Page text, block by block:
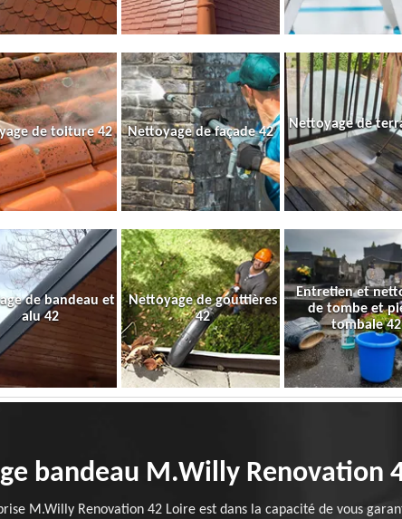
de toiture 42 Nettoyage de façade 42
Nettoyage de
de bandeau et
alu 42
Nettoyage de gouttières
42
Entretien et
de tombe et
tombale 42
bandeau M.Willy Renovation
M.Willy Renovation 42 Loire est dans la capacité de vous